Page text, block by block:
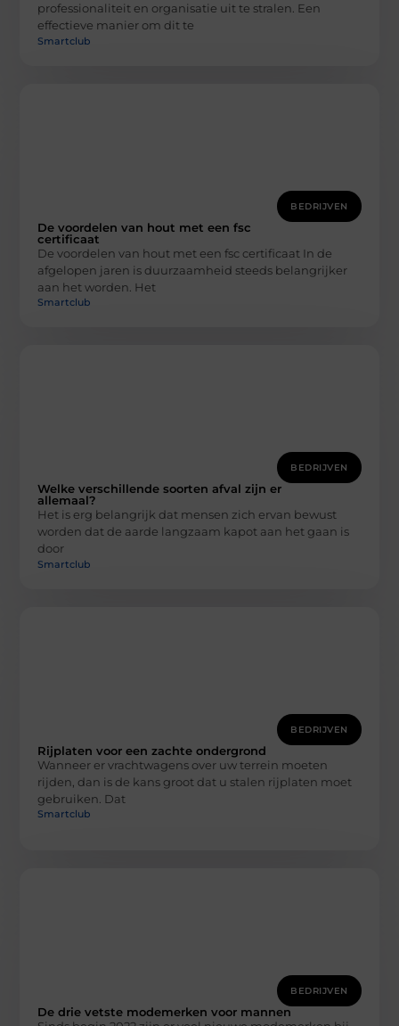
professionaliteit en organisatie uit te stralen. Een
effectieve manier om dit te
Smartclub
BEDRIJVEN
De voordelen van hout met een fsc
certificaat
De voordelen van hout met een fsc certificaat In de
afgelopen jaren is duurzaamheid steeds belangrijker
aan het worden. Het
Smartclub
BEDRIJVEN
Welke verschillende soorten afval zijn er
allemaal?
Het is erg belangrijk dat mensen zich ervan bewust
worden dat de aarde langzaam kapot aan het gaan is
door
Smartclub
BEDRIJVEN
Rijplaten voor een zachte ondergrond
Wanneer er vrachtwagens over uw terrein moeten
rijden, dan is de kans groot dat u stalen rijplaten moet
gebruiken. Dat
Smartclub
BEDRIJVEN
De drie vetste modemerken voor mannen